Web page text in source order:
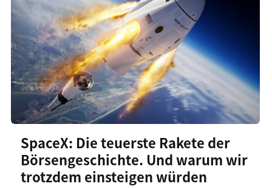
SpaceX: Die teuerste Rakete der
Börsengeschichte. Und warum wir
trotzdem einsteigen würden